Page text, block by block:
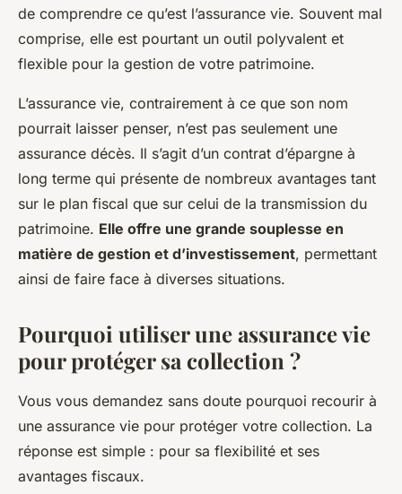
de comprendre ce qu’est l’assurance vie. Souvent mal
comprise, elle est pourtant un outil polyvalent et
flexible pour la gestion de votre patrimoine.
L’assurance vie, contrairement à ce que son nom
pourrait laisser penser, n’est pas seulement une
assurance décès. Il s’agit d’un contrat d’épargne à
long terme qui présente de nombreux avantages tant
sur le plan fiscal que sur celui de la transmission du
patrimoine. Elle offre une grande souplesse en
matière de gestion et d’investissement, permettant
ainsi de faire face à diverses situations.
Pourquoi utiliser une assurance vie
pour protéger sa collection ?
Vous vous demandez sans doute pourquoi recourir à
une assurance vie pour protéger votre collection. La
réponse est simple : pour sa flexibilité et ses
avantages fiscaux.